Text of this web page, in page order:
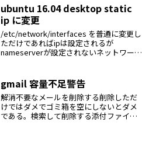
ubuntu 16.04 desktop static
ip に変更
/etc/network/interfaces を普通に変更し
ただけであればipは設定されるが
nameserverが設定されないネットワーク
gmail 容量不足警告
解消不要なメールを削除する削除しただ
けではダメでゴミ箱を空にしないとダメ
である。検索して削除する添付ファイル